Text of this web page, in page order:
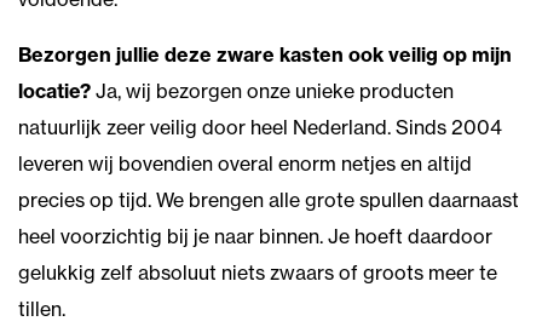
Bezorgen jullie deze zware kasten ook veilig op mijn
locatie? Ja, wij bezorgen onze unieke producten
natuurlijk zeer veilig door heel Nederland. Sinds 2004
leveren wij bovendien overal enorm netjes en altijd
precies op tijd. We brengen alle grote spullen daarnaast
heel voorzichtig bij je naar binnen. Je hoeft daardoor
gelukkig zelf absoluut niets zwaars of groots meer te
tillen.